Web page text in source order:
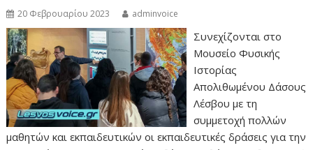
20 Φεβρουαρίου 2023 adminvoice
Συνεχίζονται στο
Μουσείο Φυσικής
Ιστορίας
Απολιθωμένου Δάσους
Λέσβου με τη
συμμετοχή πολλών
μαθητών και εκπαιδευτικών οι εκπαιδευτικές δράσεις για την